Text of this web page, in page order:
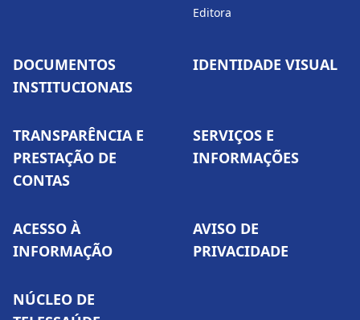
Editora
DOCUMENTOS
INSTITUCIONAIS
IDENTIDADE VISUAL
TRANSPARÊNCIA E
PRESTAÇÃO DE
CONTAS
SERVIÇOS E
INFORMAÇÕES
ACESSO À
INFORMAÇÃO
AVISO DE
PRIVACIDADE
NÚCLEO DE